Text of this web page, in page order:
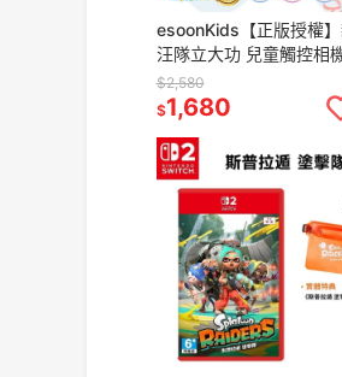
esoonKids【正版授權
汪隊立大功 兒童觸控相
運】4900萬 WiFi 傳輸
機 汪汪隊 禮物
$2,580
$1,680